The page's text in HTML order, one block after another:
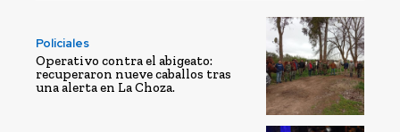
Policiales
Operativo contra el abigeato:
recuperaron nueve caballos tras
una alerta en La Choza.